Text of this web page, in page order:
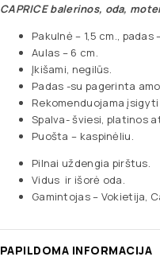
CAPRICE balerinos, oda,
Pakulnė – 1,5 cm., padas
Aulas – 6 cm.
Įkišami, negilūs.
Padas -su pagerinta
Rekomenduojama
Spalva- šviesi, platinos
Puošta – kaspinėliu.
Pilnai uždengia pirštus.
Vidus ir išorė oda.
Gamintojas – Vokietija,
PAPILDOMA INFORMACIJA